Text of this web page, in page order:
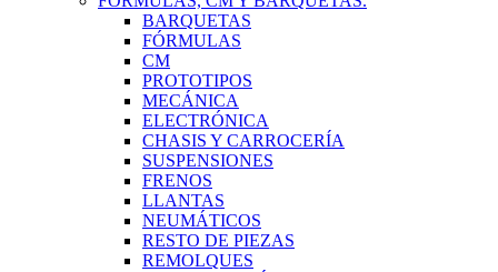
BARQUETAS
FÓRMULAS
CM
PROTOTIPOS
MECÁNICA
ELECTRÓNICA
CHASIS Y CARROCERÍA
SUSPENSIONES
FRENOS
LLANTAS
NEUMÁTICOS
RESTO DE PIEZAS
REMOLQUES